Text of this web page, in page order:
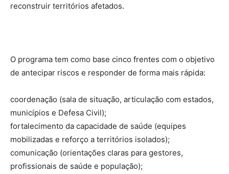
reconstruir territórios afetados.
O programa tem como base cinco frentes com o objetivo
de antecipar riscos e responder de forma mais rápida:
coordenação (sala de situação, articulação com estados,
municípios e Defesa Civil);
fortalecimento da capacidade de saúde (equipes
mobilizadas e reforço a territórios isolados);
comunicação (orientações claras para gestores,
profissionais de saúde e população);